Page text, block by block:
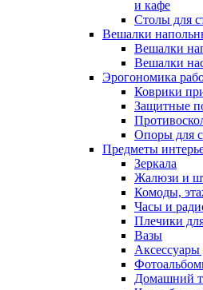
и кафе
Столы для
Вешалки
Вешалки
Вешалки
Эрогономика
Коврики
Защитные
Опоры для
Предметы
Зеркала
Жалюзи и
Комоды,
Часы и
Плечики
Вазы
Аксессуары
Домашний